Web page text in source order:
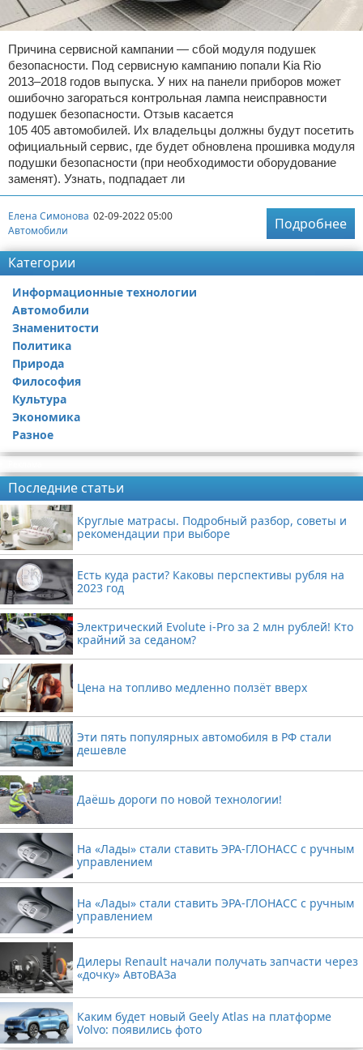
Причина сервисной кампании — сбой модуля подушек
безопасности. Под сервисную кампанию попали Kia Rio
2013–2018 годов выпуска. У них на панели приборов может
ошибочно загораться контрольная лампа неисправности
подушек безопасности. Отзыв касается
105 405 автомобилей. Их владельцы должны будут посетить
официальный сервис, где будет обновлена прошивка модуля
подушки безопасности (при необходимости оборудование
заменят). Узнать, подпадает ли
Елена Симонова 02-09-2022 05:00
Автомобили
Подробнее
Категории
Информационные технологии
Автомобили
Знаменитости
Политика
Природа
Философия
Культура
Экономика
Разное
Последние статьи
Круглые матрасы. Подробный разбор, советы и
рекомендации при выборе
Есть куда расти? Каковы перспективы рубля на
2023 год
Электрический Evolute i-Pro за 2 млн рублей! Кто
крайний за седаном?
Цена на топливо медленно ползёт вверх
Эти пять популярных автомобиля в РФ стали
дешевле
Даёшь дороги по новой технологии!
На «Лады» стали ставить ЭРА-ГЛОНАСС с ручным
управлением
На «Лады» стали ставить ЭРА-ГЛОНАСС с ручным
управлением
Дилеры Renault начали получать запчасти через
«дочку» АвтоВАЗа
Каким будет новый Geely Atlas на платформе
Volvo: появились фото